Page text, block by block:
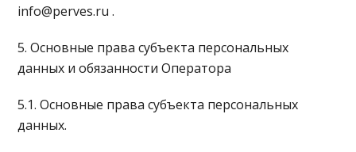
info@perves.ru .
5. Основные права субъекта персональных
данных и обязанности Оператора
5.1. Основные права субъекта персональных
данных.